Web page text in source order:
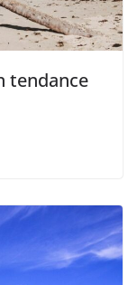
tendance